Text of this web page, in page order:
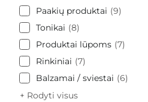
Paakių produktai
9
Tonikai
8
Produktai lūpoms 7
Rinkiniai
7
Balzamai / sviestai
6
+ Rodyti visus